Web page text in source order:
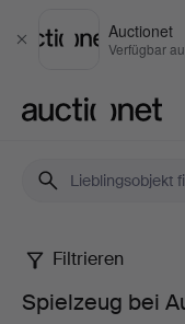
Schließen
Auctionet
Verfügbar
Spielzeug
Filtrieren
Spielzeug bei